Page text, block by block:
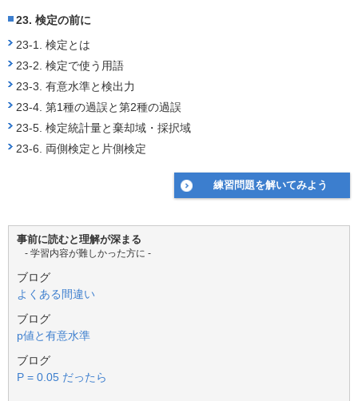
23. 検定の前に
23-1. 検定とは
23-2. 検定で使う用語
23-3. 有意水準と検出力
23-4. 第1種の過誤と第2種の過誤
23-5. 検定統計量と棄却域・採択域
23-6. 両側検定と片側検定
練習問題を解いてみよう
事前に読むと理解が深まる
- 学習内容が難しかった方に -
ブログ
よくある間違い
ブログ
p値と有意水準
ブログ
P = 0.05 だったら